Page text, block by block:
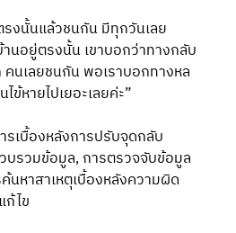
งนั้นแล้วชนกัน มีทุกวันเลย
นอยู่ตรงนั้น เขาบอกว่าทางกลับ
คนเลยชนกัน พอเราบอกทางหล
ข้หายไปเยอะเลยค่ะ”
รเบื้องหลังการปรับจุดกลับ
บรวมข้อมูล, การตรวจจับข้อมูล
นหาสาเหตุเบื้องหลังความผิด
ก้ไข